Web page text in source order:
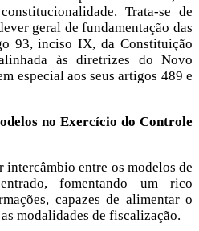
Trata-se de
geral de fundamentação das
93, inciso IX, da Constituição
às diretrizes do Novo
especial aos seus artigos 489 e
no Exercício do Controle
entre os modelos de
fomentando um rico
capazes de alimentar o
modalidades de fiscalização.